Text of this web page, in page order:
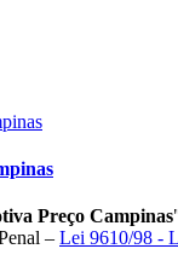
Preço Campinas
– Lei 9610/98 -